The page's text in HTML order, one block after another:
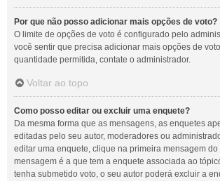
Por que não posso adicionar mais opções de voto?
O limite de opções de voto é configurado pelo
você sentir que precisa adicionar mais opções de
quantidade permitida, contate o administrador.
Voltar ao topo
Como posso editar ou excluir uma enquete?
Da mesma forma que as mensagens, as enquetes
editadas pelo seu autor, moderadores ou
editar uma enquete, clique na primeira mensagem do
mensagem é a que tem a enquete associada ao
tenha submetido voto, o seu autor poderá excluir a